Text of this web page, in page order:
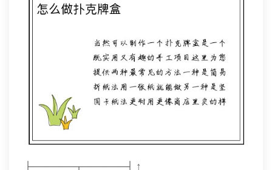
├──────┬──────┤ ↑